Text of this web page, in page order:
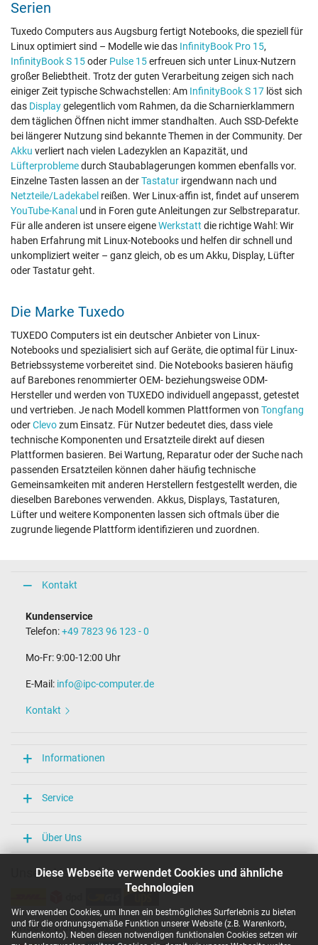
Diese Webseite verwendet Cookies und ähnliche
Technologien
Wir verwenden Cookies, um Ihnen ein bestmögliches Surferlebnis zu bieten
und für die ordnungsgemäße Funktion unserer Website (z.B. Warenkorb,
Kundenkonto). Neben diesen notwendigen funktionalen Cookies setzen wir
überhaupt nicht – die wäre ohnehin im Altpapier gelandet.
Serien
Tuxedo Computers aus Augsburg fertigt Notebooks, die speziell für
Linux optimiert sind – Modelle wie das InfinityBook Pro 15,
InfinityBook S 15oder Pulse 15erfreuen sich unter Linux-Nutzern
großer Beliebtheit. Trotz der guten Verarbeitung zeigen sich nach
einiger Zeit typische Schwachstellen: Am InfinityBook S 17 löst sich
das Displaygelegentlich vom Rahmen, da die Scharnierklammern
dem täglichen Öffnen nicht immer standhalten. Auch SSD-Defekte
bei längerer Nutzung sind bekannte Themen in der Community. Der
Akku verliert nach vielen Ladezyklen an Kapazität, und
Lüfterproblemedurch Staubablagerungen kommen ebenfalls vor.
Einzelne Tasten lassen an derTastatur irgendwann nach und
Netzteile/Ladekabel reißen. Wer Linux-affin ist, findet auf unserem
YouTube-Kanal und in Foren gute Anleitungen zur Selbstreparatur.
Für alle anderen ist unsere eigeneWerkstatt die richtige Wahl: Wir
haben Erfahrung mit Linux-Notebooks und helfen dir schnell und
unkompliziert weiter – ganz gleich, ob es um Akku, Display, Lüfter
oder Tastatur geht.
Die Marke Tuxedo
TUXEDO Computers ist ein deutscher Anbieter von Linux-
Notebooks und spezialisiert sich auf Geräte, die optimal für Linux-
Betriebssysteme vorbereitet sind. Die Notebooks basieren häufig
auf Barebones renommierter OEM- beziehungsweise ODM-
Hersteller und werden von TUXEDO individuell angepasst, getestet
und vertrieben. Je nach Modell kommen Plattformen von Tongfang
oderClevozum Einsatz. Für Nutzer bedeutet dies, dass viele
technische Komponenten und Ersatzteile direkt auf diesen
Plattformen basieren. Bei Wartung, Reparatur oder der Suche nach
passenden Ersatzteilen können daher häufig technische
Gemeinsamkeiten mit anderen Herstellern festgestellt werden, die
dieselben Barebones verwenden. Akkus, Displays, Tastaturen,
Lüfter und weitere Komponenten lassen sich oftmals über die
zugrunde liegende Plattform identifizieren und zuordnen.
Kontakt
Kundenservice
Telefon:+49 7823 96 123 - 0
Mo-Fr: 9:00-12:00 Uhr
E-Mail: info@ipc-computer.de
Kontakt
Informationen
Service
Über Uns
Unsere Versandarten
Unsere Zahlarten